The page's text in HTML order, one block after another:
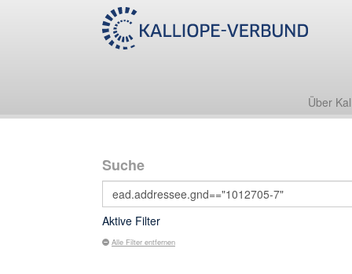
Über
Suche
Aktive Filter
Alle Filter entfernen